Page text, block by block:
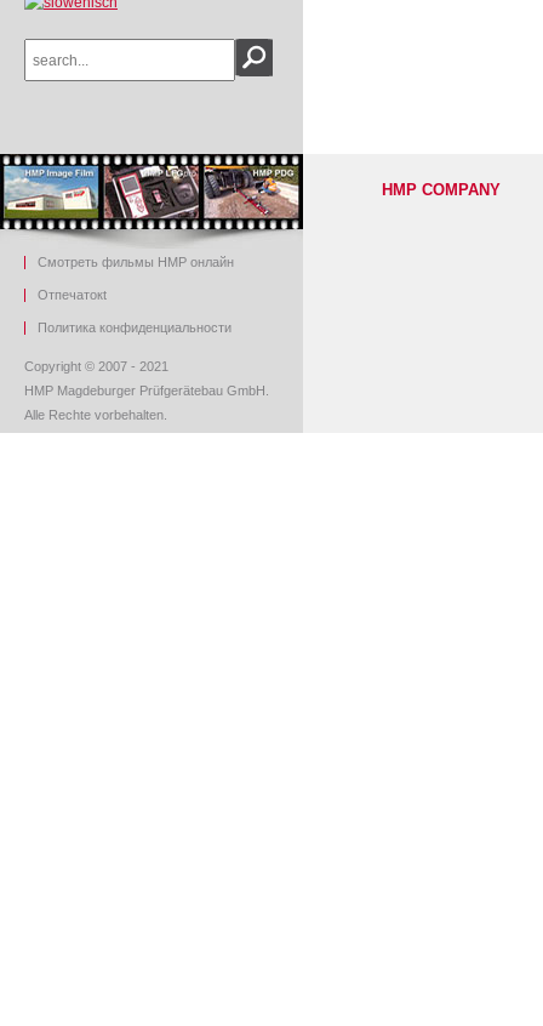
Смотреть фильмы HMP онлайн
Oтпечатокt
Политика конфиденциальности
Copyright © 2007 - 2021
HMP Magdeburger Prüfgerätebau GmbH.
Alle Rechte vorbehalten.
HMP COMPANY